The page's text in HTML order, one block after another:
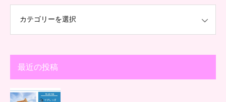
最近の投稿